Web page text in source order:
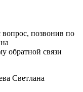
позвонив по
обратной связи
Светлана